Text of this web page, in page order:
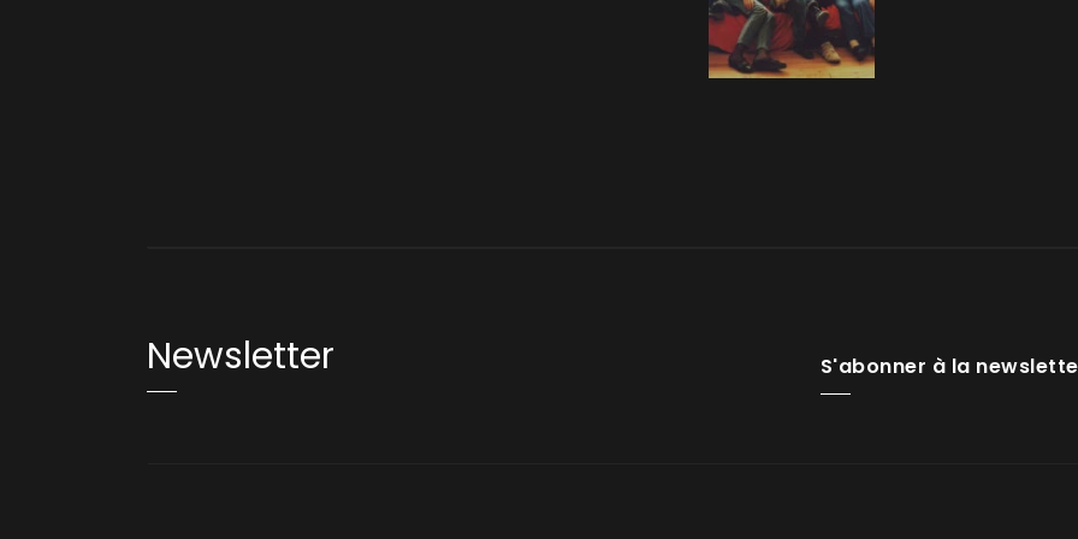
Newsletter S'abonner à la